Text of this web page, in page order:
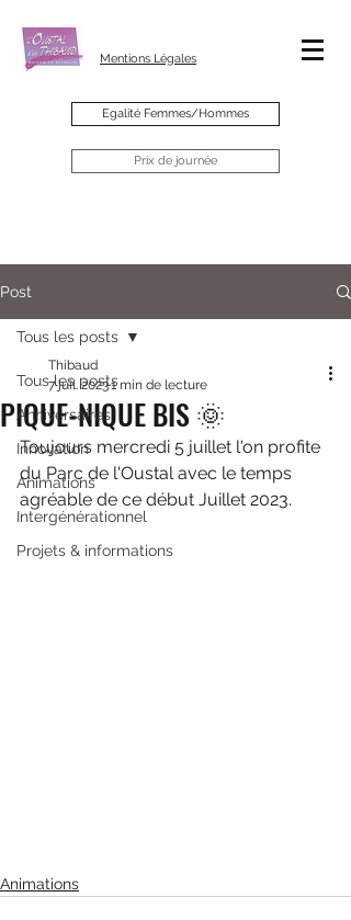
Mentions Légales
Egalité Femmes/Hommes
Prix de journée
Post
Tous les posts
Anniversaires
Innovation
Animations
Intergénérationnel
Projets & informations
Tous les posts
PIQUE-NIQUE BIS 🌞
Thibaud
7 juil. 20231 min de lecture
Toujours mercredi 5 juillet l'on profite
du Parc de l'Oustal avec le temps
agréable de ce début Juillet 2023.
Animations